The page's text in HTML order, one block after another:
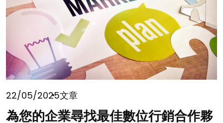
22/05/2025文章
為您的企業尋找最佳數位行銷合作夥